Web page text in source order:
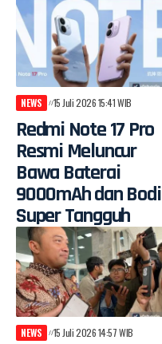
NEWS 15 Juli 2026 15:41 WIB
Redmi Note 17 Pro
Resmi Meluncur
Bawa Baterai
9000mAh dan Bodi
Super Tangguh
NEWS 15 Juli 2026 14:57 WIB